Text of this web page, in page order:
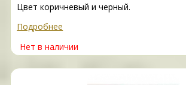
Цвет коричневый и черный.
Подробнее
Нет в наличии